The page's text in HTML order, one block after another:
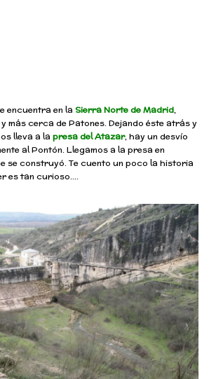
encuentra en la Sierra Norte de Madrid,
y más cerca dePatones. Dejando éste atrás y
lleva a la presa del Atazar, hay un desvío
al Pontón. Llegamos a la presa en
se construyó. Te cuento un poco la historia
es tan curioso….